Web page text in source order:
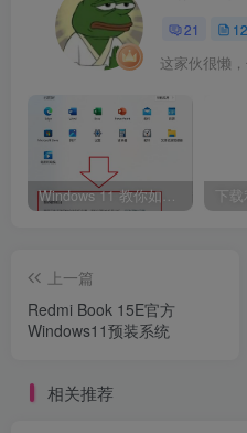
21
这家伙很懒
Windows 11 教你如何删除开始菜单“推荐的项目” 移除通知中心
上一篇
Redmi Book 15E官方
Windows11预装系统
相关推荐